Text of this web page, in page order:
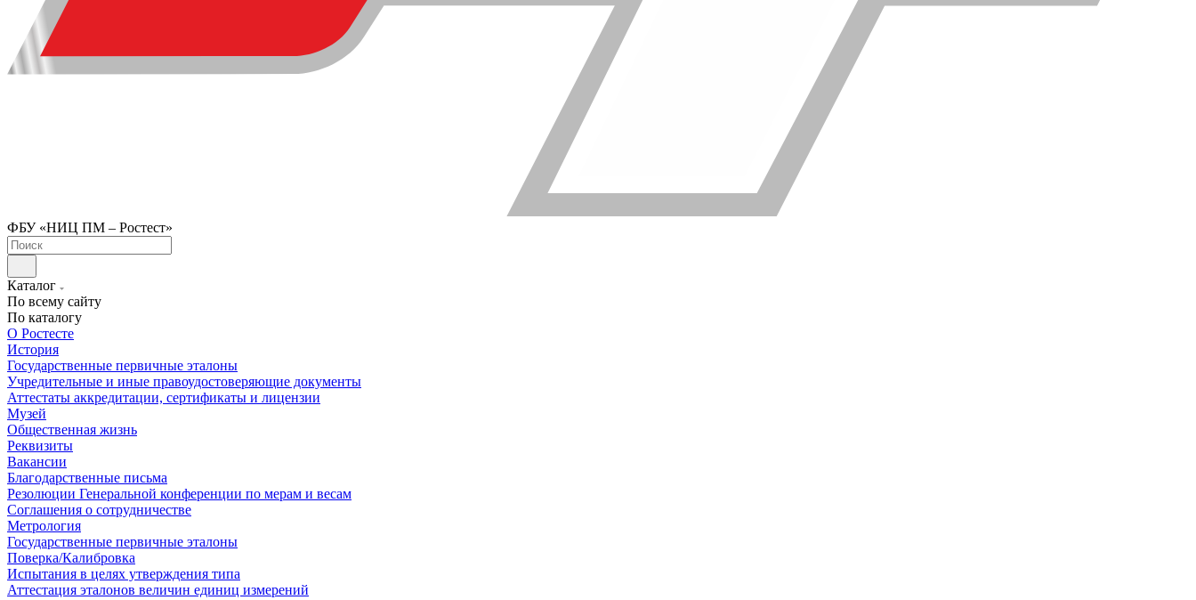
ФБУ «НИЦ ПМ – Ростест»
Каталог
По всему сайту
По каталогу
О Ростесте
История
Государственные первичные эталоны
Учредительные и иные правоудостоверяющие документы
Аттестаты аккредитации, сертификаты и лицензии
Музей
Общественная жизнь
Реквизиты
Вакансии
Благодарственные письма
Резолюции Генеральной конференции по мерам и весам
Соглашения о сотрудничестве
Метрология
Государственные первичные эталоны
Поверка/Калибровка
Испытания в целях утверждения типа
Аттестация эталонов величин единиц измерений